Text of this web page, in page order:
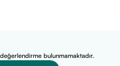
bulunmamaktadır.